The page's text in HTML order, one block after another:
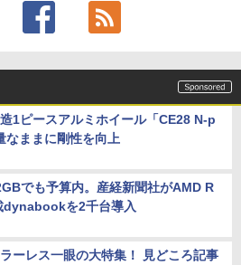
1ピースアルミホイール「CE28 N-p
なままに剛性を向上
でも予算内。産経新聞社がAMD R
dynabookを2千台導入
ーレス一眼の大特集！ 見どころ記事